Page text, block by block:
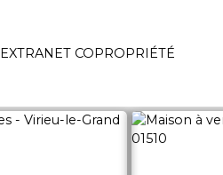
EXTRANET COPROPRIÉTÉ